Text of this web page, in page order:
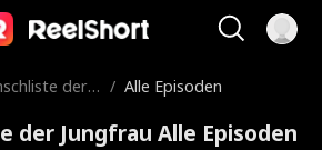
der J
/ Alle Episoden
der Jungfrau Alle Episoden